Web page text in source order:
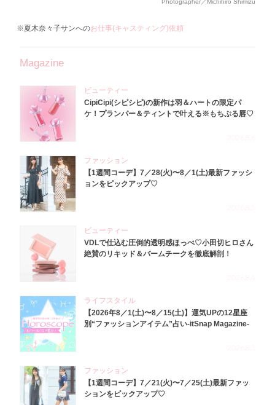
Photographer／Michihiro Shimizu
※夏木奈々子サンへのお仕事(キャスティング)依頼
Magazine
ビューティー
CipiCipi(シピシピ)の新作は羽＆ハートの限定パ
ケ！プランパー＆ティントで叶える※もちぷる唇♡
ファッション
【1週間コーデ】7／28(火)〜8／1(土)最新ファッシ
ョンをピックアップ♡
ビューティー
VDLで仕込む圧倒的透明感ほっぺ♡小田切ヒロさん
絶賛のリキッド＆バームチークを徹底解剖！
ライフスタイル
【2026年8／1(土)〜8／15(土)】運気UPの12星座
別“ファッションアイテム”占い-itSnap Magazine-
ファッション
【1週間コーデ】7／21(火)〜7／25(土)最新ファッ
ションをピックアップ♡